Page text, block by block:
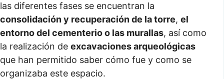
las diferentes fases se encuentran la
consolidación y recuperación de la torre, el
entorno del cementerio o las murallas, así como
la realización de excavaciones arqueológicas
que han permitido saber cómo fue y como se
organizaba este espacio.